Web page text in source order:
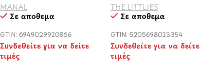
MANAL
Σε απόθεμα
GTIN: 6949029920866
Συνδεθείτε για να δείτε
τιμές
THE LITTLIES
Σε απόθεμα
GTIN: 5205698023354
Συνδεθείτε για να δείτε
τιμές